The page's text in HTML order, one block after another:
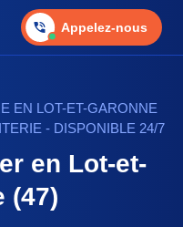
Appelez-nous
EN LOT-ET-GARONNE
- DISPONIBLE 24/7
en Lot-et-
(47)